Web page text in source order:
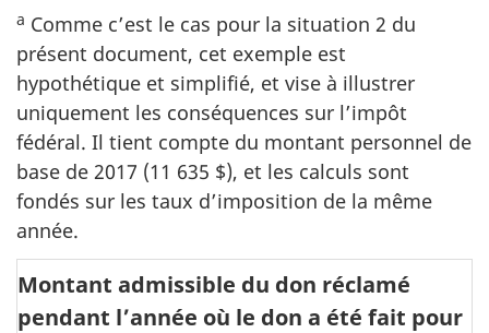
a Comme c’est le cas pour la situation 2 du
présent document, cet exemple est
hypothétique et simplifié, et vise à illustrer
uniquement les conséquences sur l’impôt
fédéral. Il tient compte du montant personnel de
base de 2017 (11 635 $), et les calculs sont
fondés sur les taux d’imposition de la même
année.
Montant admissible du don réclamé
pendant l’année où le don a été fait pour